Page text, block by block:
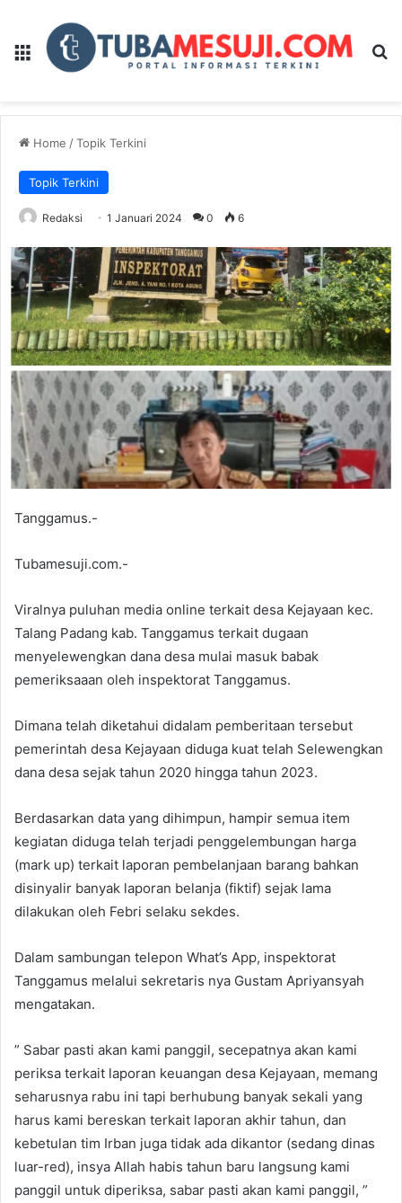
Menu
Home /Topik Terkini
Topik Terkini
Redaksi 1 Januari 2024 0 6
Tanggamus.-
Tubamesuji.com.-
Viralnya puluhan media online terkait desa Kejayaan kec.
Talang Padang kab. Tanggamus terkait dugaan
menyelewengkan dana desa mulai masuk babak
pemeriksaaan oleh inspektorat Tanggamus.
Dimana telah diketahui didalam pemberitaan tersebut
pemerintah desa Kejayaan diduga kuat telah Selewengkan
dana desa sejak tahun 2020 hingga tahun 2023.
Berdasarkan data yang dihimpun, hampir semua item
kegiatan diduga telah terjadi penggelembungan harga
(mark up) terkait laporan pembelanjaan barang bahkan
disinyalir banyak laporan belanja (fiktif) sejak lama
dilakukan oleh Febri selaku sekdes.
Dalam sambungan telepon What’s App, inspektorat
Tanggamus melalui sekretaris nya Gustam Apriyansyah
mengatakan.
” Sabar pasti akan kami panggil, secepatnya akan kami
periksa terkait laporan keuangan desa Kejayaan, memang
seharusnya rabu ini tapi berhubung banyak sekali yang
harus kami bereskan terkait laporan akhir tahun, dan
kebetulan tim Irban juga tidak ada dikantor (sedang dinas
luar-red), insya Allah habis tahun baru langsung kami
panggil untuk diperiksa, sabar pasti akan kami panggil, ”